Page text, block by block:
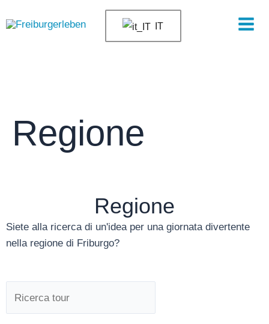
al
IT
Regione
Regione
Siete alla ricerca di un'idea per una giornata divertente
nella regione di Friburgo?